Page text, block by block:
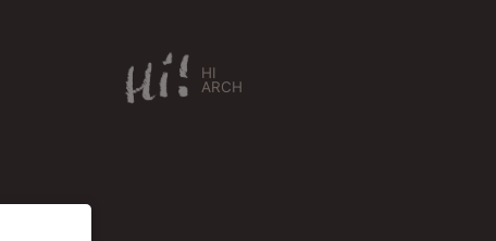
HI
ARCH